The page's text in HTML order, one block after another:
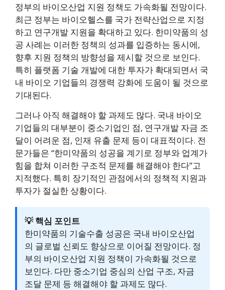
정부의 바이오산업 지원 정책도 가속화될 전망이다.
최근 정부는 바이오헬스를 국가 전략산업으로 지정
하고 연구개발 지원을 확대하고 있다. 한미약품의 성
공 사례는 이러한 정책의 성과를 입증하는 동시에,
향후 지원 정책의 방향성을 제시할 것으로 보인다.
특히 플랫폼 기술 개발에 대한 투자가 확대되면서 국
내 바이오 기업들의 경쟁력 강화에 도움이 될 것으로
기대된다.
그러나 아직 해결해야 할 과제도 많다. 국내 바이오
기업들의 대부분이 중소기업인 점, 연구개발 자금 조
달이 어려운 점, 인재 유출 문제 등이 대표적이다. 전
문가들은 “한미약품의 성공을 계기로 정부와 업계가
힘을 합쳐 이러한 구조적 문제를 해결해야 한다”고
지적했다. 특히 장기적인 관점에서의 정책적 지원과
투자가 절실한 상황이다.
💡 핵심 포인트
한미약품의 기술수출 성공은 국내 바이오산업
의 글로벌 신뢰도 향상으로 이어질 전망이다. 정
부의 바이오산업 지원 정책이 가속화될 것으로
보인다. 다만 중소기업 중심의 산업 구조, 자금
조달 문제 등 해결해야 할 과제도 많다.